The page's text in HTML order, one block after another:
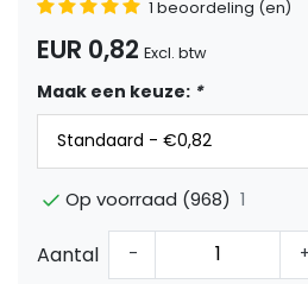
1 beoordeling (en)
EUR 0,82 Excl. btw
Maak een keuze: *
Op voorraad (968) 1
Aantal - +